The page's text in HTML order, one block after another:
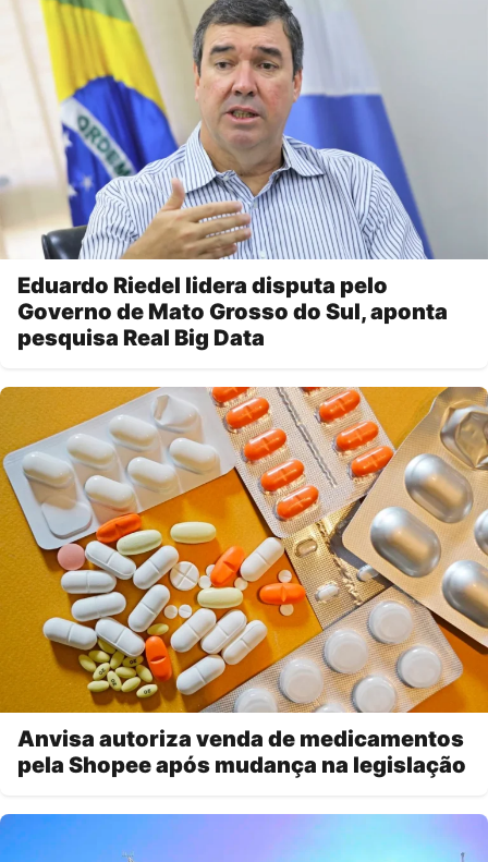
Eduardo Riedel lidera disputa pelo
Governo de Mato Grosso do Sul, aponta
pesquisa Real Big Data
Anvisa autoriza venda de medicamentos
pela Shopee após mudança na legislação